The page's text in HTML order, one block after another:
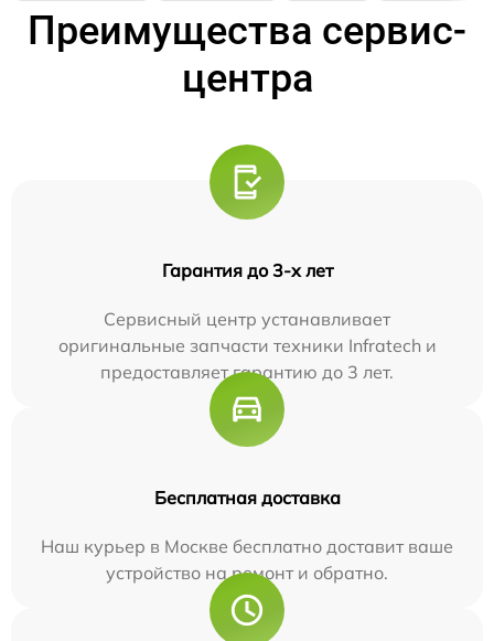
Преимущества сервис-
центра
Гарантия до 3-х лет
Сервисный центр устанавливает
оригинальные запчасти техники Infratech и
предоставляет гарантию до 3 лет.
Бесплатная доставка
Наш курьер в Москве бесплатно доставит ваше
устройство на ремонт и обратно.